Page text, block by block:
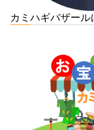
カミハギバザール